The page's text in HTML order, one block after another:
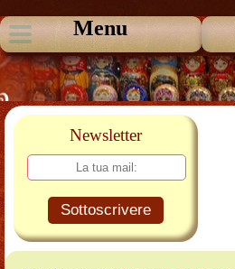
Menu
Newsletter
Sottoscrivere